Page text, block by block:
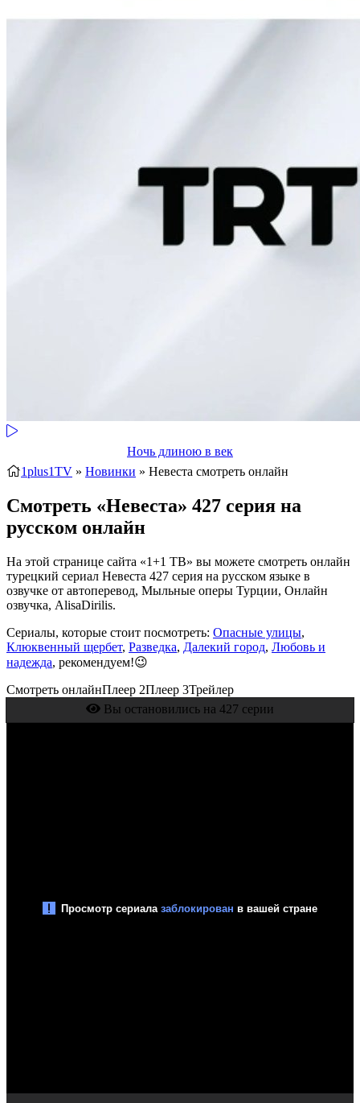
Ночь длиною в век
1plus1TV » Новинки » Невеста смотреть онлайн
Смотреть «Невеста» 427 серия на
русском онлайн
На этой странице сайта «1+1 ТВ» вы можете смотреть онлайн
турецкий сериал Невеста 427 серия на русском языке в
озвучке от автоперевод, Мыльные оперы Турции, Онлайн
озвучка, AlisaDirilis.
Сериалы, которые стоит посмотреть: Опасные улицы,
Клюквенный щербет, Разведка, Далекий город, Любовь и
надежда, рекомендуем!😉
Смотреть онлайнПлеер 2Плеер 3Трейлер
Вы остановились на 427 серии